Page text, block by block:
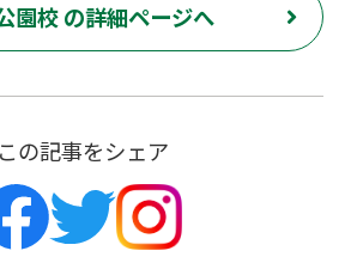
園校 の詳細ページへ
この記事をシェア